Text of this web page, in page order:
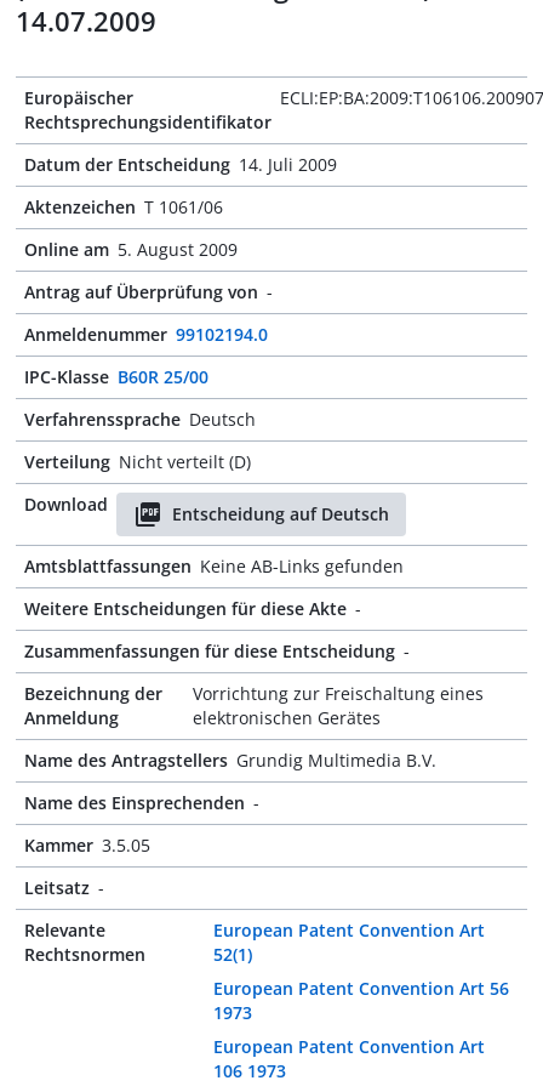
14.07.2009
Europäischer
Rechtsprechungsidentifikator
Datum der Entscheidung 14. Juli 2009
Aktenzeichen T 1061/06
Online am 5. August 2009
Antrag auf Überprüfung von -
Anmeldenummer 99102194.0
IPC-Klasse B60R 25/00
Verfahrenssprache Deutsch
Verteilung Nicht verteilt (D)
Download
Entscheidung auf Deutsch
Amtsblattfassungen Keine AB-Links gefunden
Weitere Entscheidungen für diese Akte -
Zusammenfassungen für diese Entscheidung -
Bezeichnung der
Anmeldung
Vorrichtung zur Freischaltung eines
elektronischen Gerätes
Name des Antragstellers Grundig Multimedia B.V.
Name des Einsprechenden -
Kammer 3.5.05
Leitsatz -
Relevante
Rechtsnormen
European Patent Convention Art
52(1)
European Patent Convention Art 56
1973
European Patent Convention Art
106 1973